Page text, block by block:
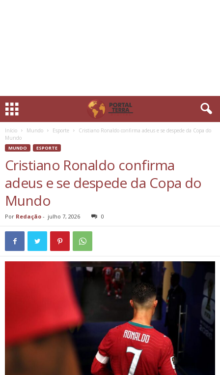
Início Mundo Esporte
Cristiano Ronaldo confirma adeus e se despede da Copa do
Mundo
MUNDO ESPORTE
Cristiano Ronaldo confirma
adeus e se despede da Copa do
Mundo
Por Redação - julho 7, 2026 0